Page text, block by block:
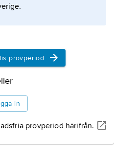
artikeln
provperiod
in
provperiod härifrån.